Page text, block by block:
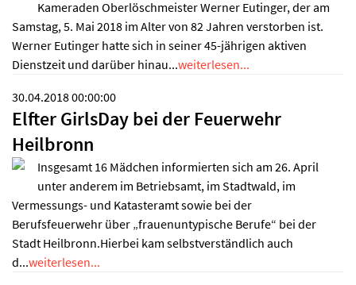
Kameraden Oberlöschmeister Werner Eutinger, der am
Samstag, 5. Mai 2018 im Alter von 82 Jahren verstorben ist.
Werner Eutinger hatte sich in seiner 45-jährigen aktiven
Dienstzeit und darüber hinau...weiterlesen...
30.04.2018 00:00:00
Elfter GirlsDay bei der Feuerwehr
Heilbronn
Insgesamt 16 Mädchen informierten sich am 26. April
unter anderem im Betriebsamt, im Stadtwald, im
Vermessungs- und Katasteramt sowie bei der
Berufsfeuerwehr über „frauenuntypische Berufe“ bei der
Stadt Heilbronn.Hierbei kam selbstverständlich auch
d...weiterlesen...